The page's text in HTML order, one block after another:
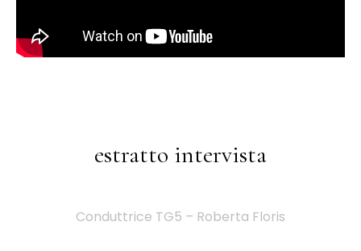
estratto intervista
Conduttrice TG5 – Roberta Floris